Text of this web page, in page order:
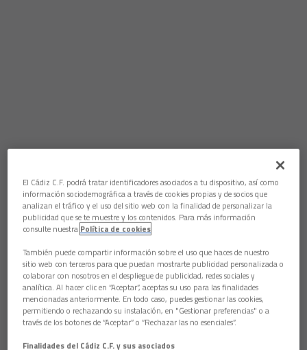
El Cádiz Club de Fútbol quiere mostrar su más sentido
pésame a la familia de Juan Carmelo García, recientemente
fallecido. El club cadista quiere unirse así al dolor por la pérdida
de este cadista, colaborador del Centenario del Cádiz CF y uno
de los diseñadores del sello de Correos que se editó para la
mencionada efeméride.
Prueba noticia
GENERAL
El Cádiz C.F. podrá tratar identificadores asociados a tu dispositivo, así como
información sociodemográfica a través de cookies propias y de socios que
analizan el tráfico y el uso del sitio web con la finalidad de personalizar la
publicidad que se te muestre y los contenidos. Para más información
consulte nuestra Política de cookies
También puede compartir información sobre el uso que haces de nuestro
sitio web con terceros para que puedan mostrarte publicidad personalizada o
colaborar con nosotros en el despliegue de publicidad, redes sociales y
analítica. Al hacer clic en “Aceptar”, aceptas su uso para las finalidades
mencionadas anteriormente. En todo caso, puedes gestionar las cookies,
permitiendo o rechazando su instalación, en "Gestionar preferencias" o a
través de los botones de “Aceptar” o “Rechazar las no esenciales”.
Finalidades del Cádiz C.F. y sus asociados